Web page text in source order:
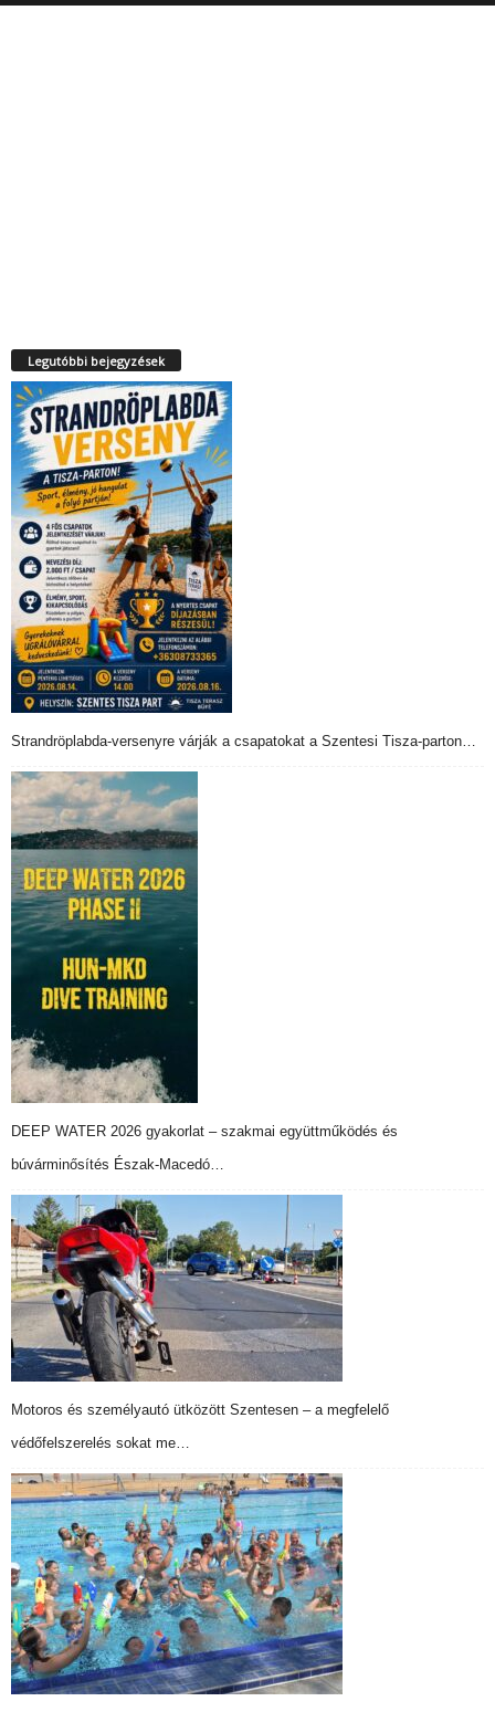
Legutóbbi bejegyzések
Strandröplabda-versenyre várják a csapatokat a Szentesi Tisza-parton…
DEEP WATER 2026 gyakorlat – szakmai együttműködés és
búvárminősítés Észak-Macedó…
Motoros és személyautó ütközött Szentesen – a megfelelő
védőfelszerelés sokat me…